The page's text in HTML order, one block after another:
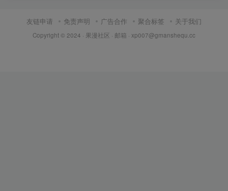
友链申请 免责声明 广告合作 聚合标签 关于我们
Copyright © 2024 · 果漫社区 · 邮箱 · xp007@gmanshequ.cc